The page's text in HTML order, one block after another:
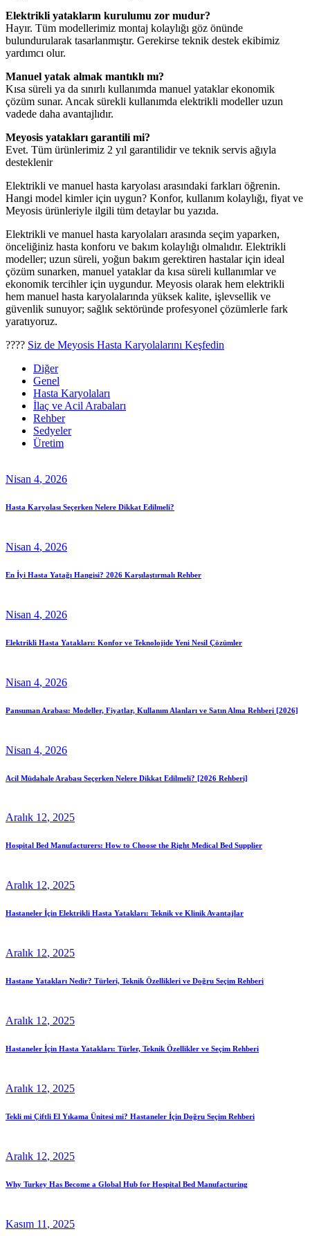
Elektrikli yatakların kurulumu zor mudur?
Hayır. Tüm modellerimiz montaj kolaylığı göz önünde
bulundurularak tasarlanmıştır. Gerekirse teknik destek ekibimiz
yardımcı olur.
Manuel yatak almak mantıklı mı?
Kısa süreli ya da sınırlı kullanımda manuel yataklar ekonomik
çözüm sunar. Ancak sürekli kullanımda elektrikli modeller uzun
vadede daha avantajlıdır.
Meyosis yatakları garantili mi?
Evet. Tüm ürünlerimiz 2 yıl garantilidir ve teknik servis ağıyla
desteklenir
Elektrikli ve manuel hasta karyolası arasındaki farkları öğrenin.
Hangi model kimler için uygun? Konfor, kullanım kolaylığı, fiyat ve
Meyosis ürünleriyle ilgili tüm detaylar bu yazıda.
Elektrikli ve manuel hasta karyolaları arasında seçim yaparken,
önceliğiniz hasta konforu ve bakım kolaylığı olmalıdır. Elektrikli
modeller; uzun süreli, yoğun bakım gerektiren hastalar için ideal
çözüm sunarken, manuel yataklar da kısa süreli kullanımlar ve
ekonomik tercihler için uygundur. Meyosis olarak hem elektrikli
hem manuel hasta karyolalarında yüksek kalite, işlevsellik ve
güvenlik sunuyor; sağlık sektöründe profesyonel çözümlerle fark
yaratıyoruz.
???? Siz de Meyosis Hasta Karyolalarını Keşfedin
Diğer
Genel
Hasta Karyolaları
İlaç ve Acil Arabaları
Rehber
Sedyeler
Üretim
Nisan 4, 2026
Hasta Karyolası Seçerken Nelere Dikkat Edilmeli?
Nisan 4, 2026
En İyi Hasta Yatağı Hangisi? 2026 Karşılaştırmalı Rehber
Nisan 4, 2026
Elektrikli Hasta Yatakları: Konfor ve Teknolojide Yeni Nesil Çözümler
Nisan 4, 2026
Pansuman Arabası: Modeller, Fiyatlar, Kullanım Alanları ve Satın Alma Rehberi [2026]
Nisan 4, 2026
Acil Müdahale Arabası Seçerken Nelere Dikkat Edilmeli? [2026 Rehberi]
Aralık 12, 2025
Hospital Bed Manufacturers: How to Choose the Right Medical Bed Supplier
Aralık 12, 2025
Hastaneler İçin Elektrikli Hasta Yatakları: Teknik ve Klinik Avantajlar
Aralık 12, 2025
Hastane Yatakları Nedir? Türleri, Teknik Özellikleri ve Doğru Seçim Rehberi
Aralık 12, 2025
Hastaneler İçin Hasta Yatakları: Türler, Teknik Özellikler ve Seçim Rehberi
Aralık 12, 2025
Tekli mi Çiftli El Yıkama Ünitesi mi? Hastaneler İçin Doğru Seçim Rehberi
Aralık 12, 2025
Why Turkey Has Become a Global Hub for Hospital Bed Manufacturing
Kasım 11 , 2025